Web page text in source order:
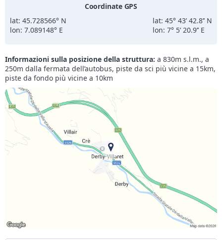
splendida vista sulla vetta del Monte Bianco!
Coordinate GPS
lat: 45.728566° N
lon: 7.089148° E
lat: 45° 43’ 42.8’’ N
lon: 7° 5’ 20.9’’ E
Informazioni sulla posizione della struttura: a 830m s.l.m., a
250m dalla fermata dell’autobus, piste da sci più vicine a 15km,
piste da fondo più vicine a 10km